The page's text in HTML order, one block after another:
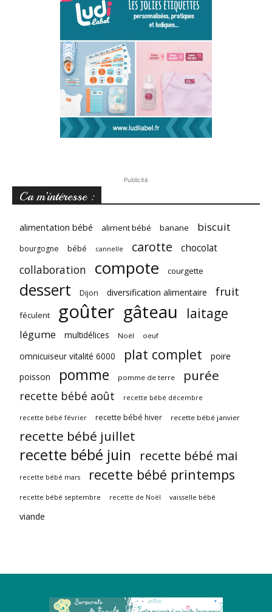
Publicité
Ca m’intéresse :
alimentation bébé aliment bébé banane biscuit
bourgogne bébé cannelle carotte chocolat
collaboration compote courgette
dessert Dijon diversification alimentaire fruit
féculent goûter gâteau laitage
légume multidélices Noël oeuf
omnicuiseur vitalité 6000 plat complet
poire
poisson
pomme pomme de terre purée
recette bébé août recette bébé décembre
recette bébé février recette bébé hiver recette bébé janvier
recette bébé juillet
recette bébé juin recette bébé mai
recette bébé mars recette bébé printemps
recette bébé septembre recette de Noël vaisselle bébé
viande